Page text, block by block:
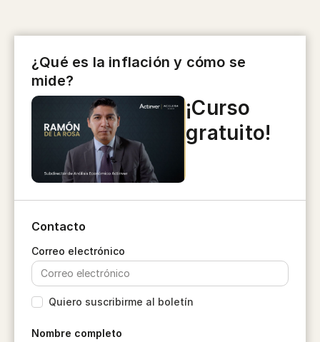
¿Qué es la inflación y cómo se
mide?
¡Curso
gratuito!
Contacto
Quiero suscribirme al boletín
Nombre completo